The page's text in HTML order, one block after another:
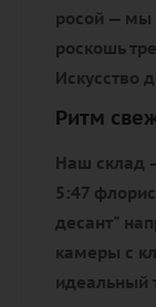
росой — мы
роскошь
Искусство
Ритм
Наш склад
5:47
десант"
камеры с
идеальный